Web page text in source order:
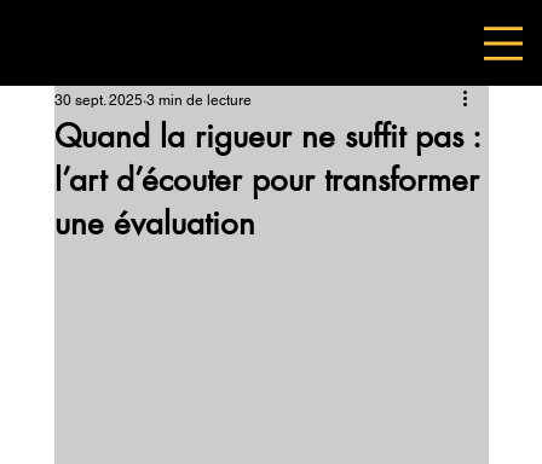
Quand la rigueur ne suffit pas :
l’art d’écouter pour transformer
une évaluation
30 sept. 2025 3 min de lecture